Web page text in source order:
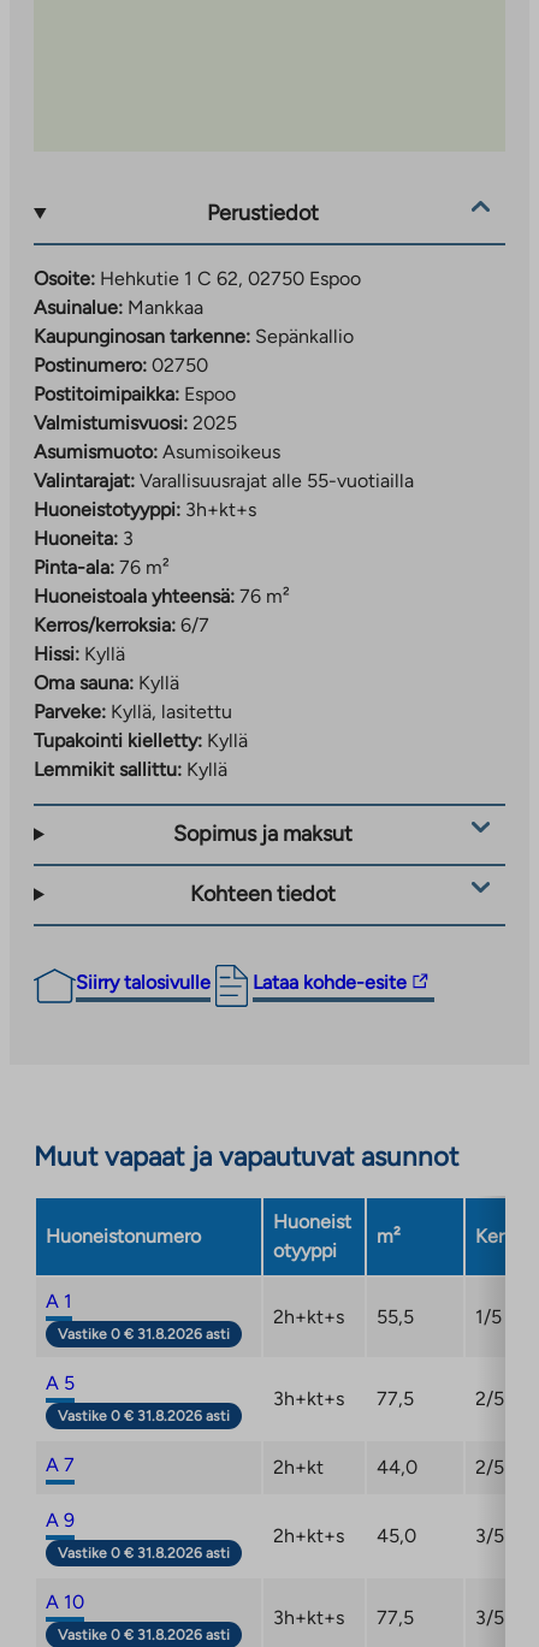
vesikiertoinen lattialämmitys, ja niiden katoille on
Palvelut ja ympäristö
Alue tukee aktiivista ja yhteisöllistä elämäntapaa.
Läheltä löytyvät:
Kaupat ja ravintolat
Päiväkoteja, ruotsinkielinen alakoulu ja
kansainvälinen koulu
Espoon keskuspuisto – upeat ulkoilumaastot,
lenkkipolut ja hiihtoladut
Lisätietoja ja yhteydenotot
Asumisoikeusasunnot
Vuokra-asunnot: pauli.tuhkalainen@ta.fi
Perustiedot
Osoite: Hehkutie 1 C 62, 02750 Espoo
Asuinalue: Mankkaa
Kaupunginosan tarkenne: Sepänkallio
Postinumero: 02750
Postitoimipaikka: Espoo
Valmistumisvuosi: 2025
Asumismuoto: Asumisoikeus
Valintarajat: Varallisuusrajat alle 55-vuotiailla
Huoneistotyyppi: 3h+kt+s
Huoneita: 3
Pinta-ala: 76 m²
Huoneistoala yhteensä: 76 m²
Kerros/kerroksia: 6/7
Hissi: Kyllä
Oma sauna: Kyllä
Parveke: Kyllä, lasitettu
Tupakointi kielletty: Kyllä
Lemmikit sallittu: Kyllä
Sopimus ja maksut
Kohteen tiedot
Siirry talosivulle Lataa kohde-esite
Linkki
vie
uuteen
Muut vapaat ja vapautuvat asunnot
Huoneistonumero
Huoneist
otyyppi
m² Kerros
A 1
Vastike 0 € 31.8.2026 asti
2h+kt+s 55,5 1/5
A 5
Vastike 0 € 31.8.2026 asti
3h+kt+s 77,5 2/5
A 7 2h+kt 44,0 2/5
A 9
Vastike 0 € 31.8.2026 asti
2h+kt+s 45,0 3/5
A 10
Vastike 0 € 31.8.2026 asti
3h+kt+s 77,5 3/5